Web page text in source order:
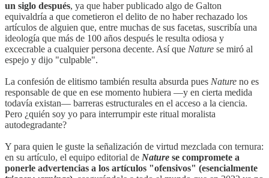
un siglo después, ya que haber publicado algo de Galton
equivaldría a que cometieron el delito de no haber rechazado los
artículos de alguien que, entre muchas de sus facetas, suscribía una
ideología que más de 100 años después le resulta odiosa y
excecrable a cualquier persona decente. Así que Nature se miró al
espejo y dijo "culpable".
La confesión de elitismo también resulta absurda pues Nature no es
responsable de que en ese momento hubiera —y en cierta medida
todavía existan— barreras estructurales en el acceso a la ciencia.
Pero ¿quién soy yo para interrumpir este ritual moralista
autodegradante?
Y para quien le guste la señalización de virtud mezclada con ternura:
en su artículo, el equipo editorial de Nature se compromete a
ponerle advertencias a los artículos "ofensivos" (esencialmente